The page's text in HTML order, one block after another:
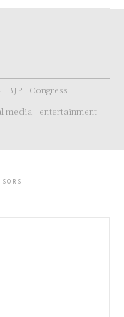
BJP
Congress
media entertainment
-